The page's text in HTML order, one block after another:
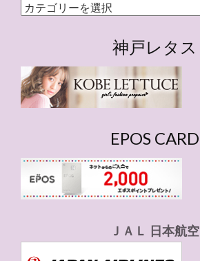
カ
ー
神戸レタス
EPOS CARD
ＪＡＬ 日本航空